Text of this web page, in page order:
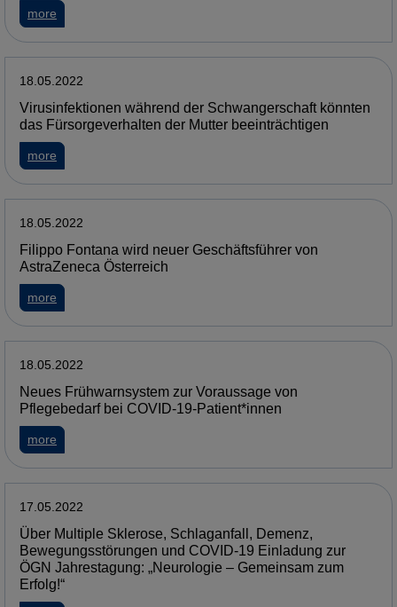
more
18.05.2022
Virusinfektionen während der Schwangerschaft könnten
das Fürsorgeverhalten der Mutter beeinträchtigen
more
18.05.2022
Filippo Fontana wird neuer Geschäftsführer von
AstraZeneca Österreich
more
18.05.2022
Neues Frühwarnsystem zur Voraussage von
Pflegebedarf bei COVID-19-Patient*innen
more
17.05.2022
Über Multiple Sklerose, Schlaganfall, Demenz,
Bewegungsstörungen und COVID-19 Einladung zur
ÖGN Jahrestagung: „Neurologie – Gemeinsam zum
Erfolg!“